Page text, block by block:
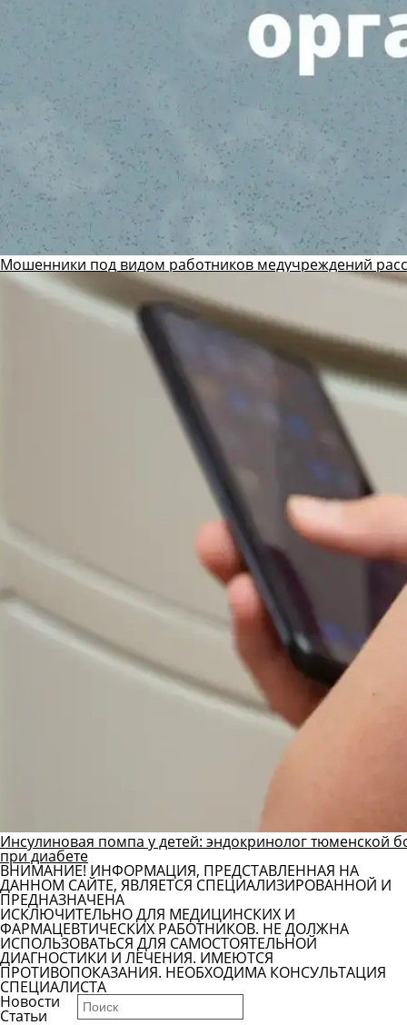
Мошенники под видом работников медучреждений
Инсулиновая помпа у детей: эндокринолог тюменской
при диабете
ВНИМАНИЕ! ИНФОРМАЦИЯ, ПРЕДСТАВЛЕННАЯ НА
ДАННОМ САЙТЕ, ЯВЛЯЕТСЯ СПЕЦИАЛИЗИРОВАННОЙ И
ПРЕДНАЗНАЧЕНА
ИСКЛЮЧИТЕЛЬНО ДЛЯ МЕДИЦИНСКИХ И
ФАРМАЦЕВТИЧЕСКИХ РАБОТНИКОВ. НЕ ДОЛЖНА
ИСПОЛЬЗОВАТЬСЯ ДЛЯ САМОСТОЯТЕЛЬНОЙ
ДИАГНОСТИКИ И ЛЕЧЕНИЯ. ИМЕЮТСЯ
ПРОТИВОПОКАЗАНИЯ. НЕОБХОДИМА КОНСУЛЬТАЦИЯ
СПЕЦИАЛИСТА
Новости
Статьи